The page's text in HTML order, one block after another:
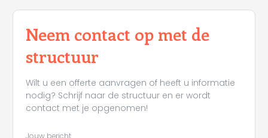
Neem contact op met de
structuur
Wilt u een offerte aanvragen of heeft u informatie
nodig? Schrijf naar de structuur en er wordt
contact met je opgenomen!
Jouw bericht
Leaflet